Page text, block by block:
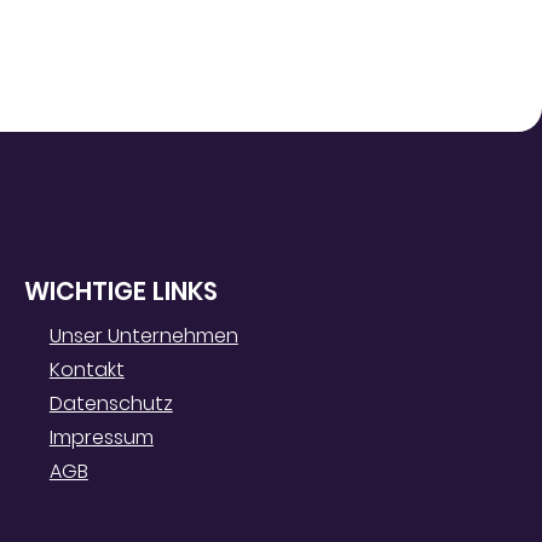
WICHTIGE LINKS
Unser Unternehmen
Kontakt
Datenschutz
Impressum
AGB